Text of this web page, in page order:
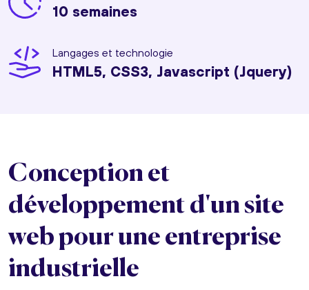
10 semaines
Langages et technologie
HTML5, CSS3, Javascript (Jquery)
Conception et
développement d'un site
web pour une entreprise
industrielle